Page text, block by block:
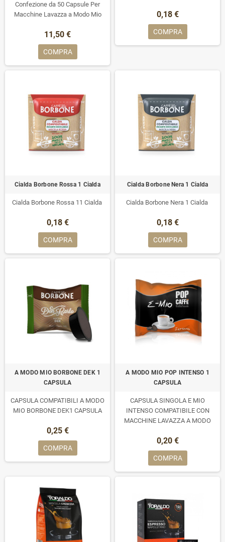
Confezione da 50 Capsule Per
Macchine Lavazza a Modo Mio
11,50 €
COMPRA
0,18 €
COMPRA
Cialda Borbone Rossa 1 Cialda
Cialda Borbone Rossa 11 Cialda
0,18 €
COMPRA
Cialda Borbone Nera 1 Cialda
Cialda Borbone Nera 1 Cialda
0,18 €
COMPRA
A MODO MIO BORBONE DEK 1
CAPSULA
CAPSULA COMPATIBILI A MODO
MIO BORBONE DEK1 CAPSULA
0,25 €
COMPRA
A MODO MIO POP INTENSO 1
CAPSULA
CAPSULA SINGOLA E MIO
INTENSO COMPATIBILE CON
MACCHINE LAVAZZA A MODO
0,20 €
COMPRA